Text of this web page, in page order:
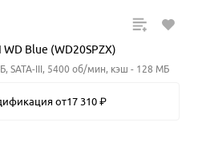
Blue (WD20SPZX)
SATA-III, 5400 об/мин, кэш - 128 МБ
от17 310 ₽